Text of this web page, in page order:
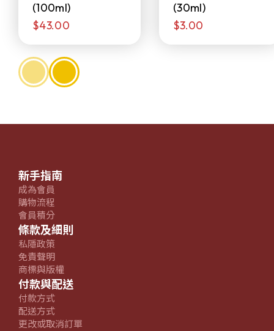
(100ml)
$43.00
(30ml)
$3.00
新手指南
成為會員
購物流程
會員積分
條款及細則
私隱政策
免責聲明
商標與版權
付款與配送
付款方式
配送方式
更改或取消訂單